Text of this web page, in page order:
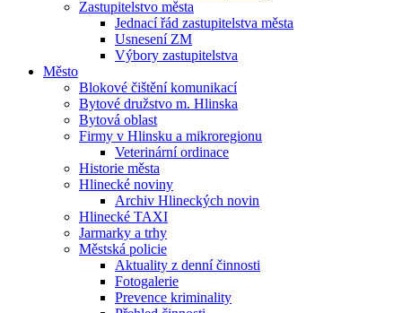
Zastupitelstvo města
Jednací řád zastupitelstva města
Usnesení ZM
Výbory zastupitelstva
Město
Blokové čištění komunikací
Bytové družstvo m. Hlinska
Bytová oblast
Firmy v Hlinsku a mikroregionu
Veterinární ordinace
Historie města
Hlinecké noviny
Archiv Hlineckých novin
Hlinecké TAXI
Jarmarky a trhy
Městská policie
Aktuality z denní činnosti
Fotogalerie
Prevence kriminality